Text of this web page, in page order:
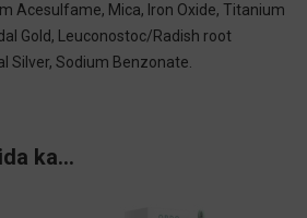
Acesulfame, Mica, Iron Oxide, Titanium
Gold, Leuconostoc/Radish root
Silver, Sodium Benzonate.
ka…